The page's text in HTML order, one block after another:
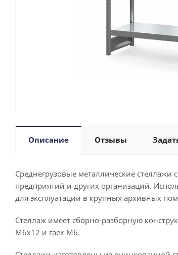
Описание Отзывы
Среднегрузовые металлические
предприятий и других организаций.
для эксплуатации в крупных архивных
Стеллаж имеет сборно-разборную
М6х12 и гаек М6.